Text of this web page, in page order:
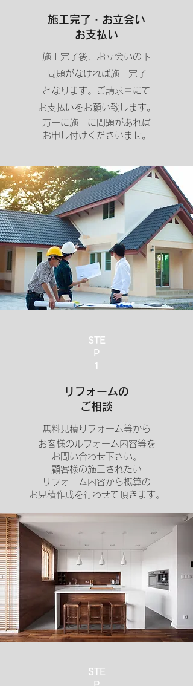
施工完了・お立会い
お支払い
施工完了後、お立会いの下
問題がなければ施工完了
となります。
ご請求書にて
お支払いをお願い致します。
万一に施工に問題があれば
お申し付けくださいませ。
STE
P
​1
リフォームの
ご相談
無料見積りフォーム等から
お客様のルフォーム内容等を
お問い合わせ下さい。
顧客様の施工されたい
リフォーム内容から概算の
お見積作成を行わせて頂きます。
STE